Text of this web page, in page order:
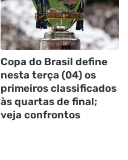
Copa do Brasil define
nesta terça (04) os
primeiros classificados
às quartas de final;
veja confrontos